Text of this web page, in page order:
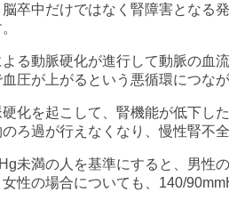
卒中だけではなく腎障害となる
よる動脈硬化が進行して動脈の血
圧が上がるという悪循環につなが
化を起こして、腎機能が低下し
ろ過が行えなくなり、慢性腎不全
未満の人を基準にすると、男性
性の場合についても、140/